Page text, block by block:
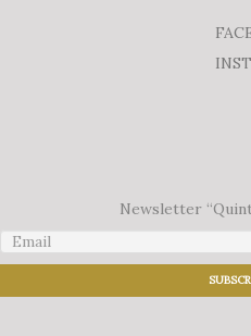
Newsletter